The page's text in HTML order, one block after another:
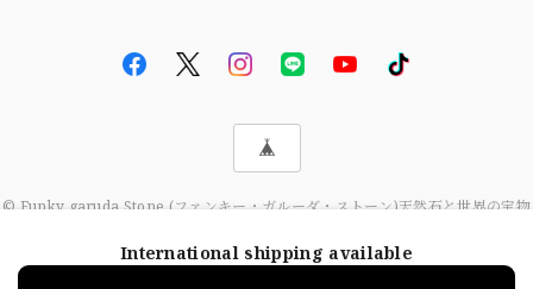
© Funky garuda Stone (ファンキー・ガルーダ・ストーン)天然石と世界の宝物
International shipping available